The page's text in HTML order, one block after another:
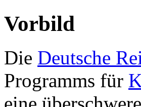
Vorbild
Die Deutsche
Programms für